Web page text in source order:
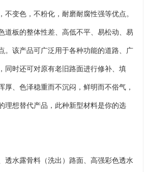
不变色，不粉化，耐磨耐腐性强等优点。
道板的整体性差、高低不平、易松动、易
。该产品可广泛用于各种功能的道路、广
同时还可对原有老旧路面进行修补、填
厚、色泽稳重而不沉闷，鲜明而不俗气，
理想替代产品，此种新型材料是你的选
水露骨料（洗出）路面、高强彩色透水